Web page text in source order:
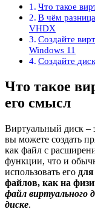
Что такое
В чём
VHDX
Создайте
Windows 11
Создайте
Что такое
его смысл
Виртуальный диск –
вы можете создать
как файл с
функции, что и
использовать его
файлов, как на
файл виртуального
диске.